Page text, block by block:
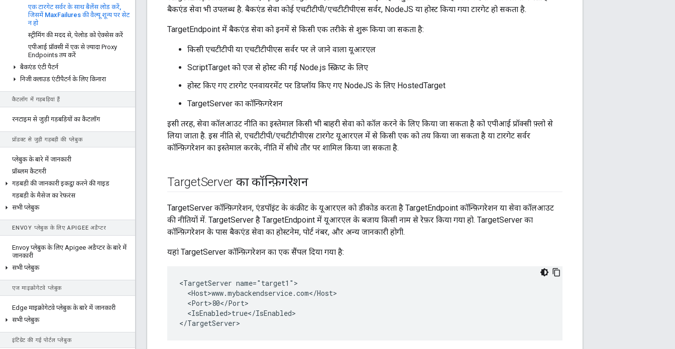
एक टारगेट सर्वर के साथ बैलेंस लोड करें,
जिसमें MaxFailures की वैल्यू शून्य पर सेट
न हो
स्ट्रीमिंग की मदद से, पेलोड को ऐक्सेस करें
एपीआई प्रॉक्सी में एक से ज़्यादा Proxy
Endpoints तय करें
बैकएंड एंटी पैटर्न
निजी क्लाउड एंटीपैटर्न के लिए किनारा
कैटलॉग में गड़बड़ियां हैं
रनटाइम से जुड़ी गड़बड़ियों का कैटलॉग
प्रॉडक्ट से जुड़ी गड़बड़ी की प्लेबुक
प्लेबुक के बारे में जानकारी
प्रॉब्लम कैटगरी
गड़बड़ी की जानकारी इकट्ठा करने की गाइड
गड़बड़ी के मैसेज का रेफ़रंस
सभी प्लेबुक
ENVOY प्लेबुक के लिए APIGEE अडैप्टर
Envoy प्लेबुक के लिए Apigee अडैप्टर के बारे में
जानकारी
सभी प्लेबुक
एज माइक्रोगेटवे प्लेबुक
Edge माइक्रोगेटवे प्लेबुक के बारे में जानकारी
सभी प्लेबुक
इंटिग्रेट की गई पोर्टल प्लेबुक
बैकएंड सेवा भी उपलब्ध है. बैकएंड सेवा कोई एचटीटीपी/एचटीटीपीएस सर्वर, NodeJS या होस्ट किया गया टारगेट हो सकता है.
TargetEndpoint में बैकएंड सेवा को इनमें से किसी एक तरीके से शुरू किया जा सकता है:
किसी एचटीटीपी या एचटीटीपीएस सर्वर पर ले जाने वाला यूआरएल
ScriptTarget को एज से होस्ट की गई Node.js स्क्रिप्ट के लिए
होस्ट किए गए टारगेट एनवायरमेंट पर डिप्लॉय किए गए NodeJS के लिए HostedTarget
TargetServer का कॉन्फ़िगरेशन
इसी तरह, सेवा कॉलआउट नीति का इस्तेमाल किसी भी बाहरी सेवा को कॉल करने के लिए किया जा सकता है को एपीआई प्रॉक्सी फ़्लो से
लिया जाता है. इस नीति से, एचटीटीपी/एचटीटीपीएस टारगेट यूआरएल में से किसी एक को तय किया जा सकता है या टारगेट सर्वर
कॉन्फ़िगरेशन का इस्तेमाल करके, नीति में सीधे तौर पर शामिल किया जा सकता है.
TargetServer का कॉन्फ़िगरेशन
TargetServer कॉन्फ़िगरेशन, एंडपॉइंट के कंक्रीट के यूआरएल को डीकोड करता है TargetEndpoint कॉन्फ़िगरेशन या सेवा कॉलआउट
की नीतियों में. TargetServer है TargetEndpoint में यूआरएल के बजाय किसी नाम से रेफ़र किया गया हो. TargetServer का
कॉन्फ़िगरेशन के पास बैकएंड सेवा का होस्टनेम, पोर्ट नंबर, और अन्य जानकारी होगी.
यहां TargetServer कॉन्फ़िगरेशन का एक सैंपल दिया गया है:
<TargetServer name="target1">
  <Host>www.mybackendservice.com</Host>
  <Port>80</Port>
  <IsEnabled>true</IsEnabled>
</TargetServer>